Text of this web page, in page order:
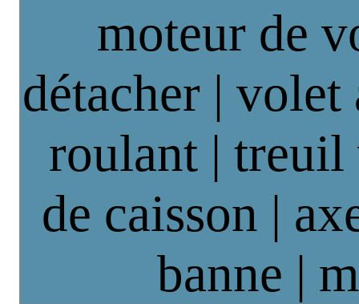
moteur de
détacher | volet
roulant |
de caisson |
banne |